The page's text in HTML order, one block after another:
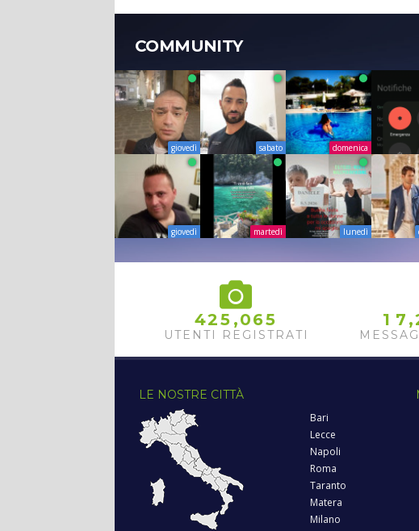
COMMUNITY
giovedì sabato domenica
giovedì martedì lunedì
425 ,065
UTENTI REGISTRATI
1 7 ,
LE NOSTRE CITTÀ
Bari
Lecce
Napoli
Roma
Taranto
Matera
Milano